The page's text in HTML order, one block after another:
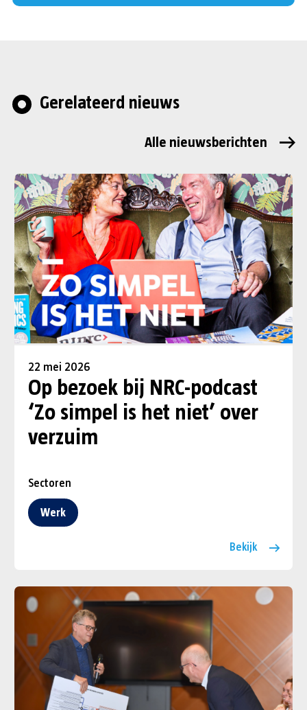
Gerelateerd nieuws
Alle nieuwsberichten
22 mei 2026
Op bezoek bij NRC-podcast
‘Zo simpel is het niet’ over
verzuim
Sectoren
Werk
Bekijk